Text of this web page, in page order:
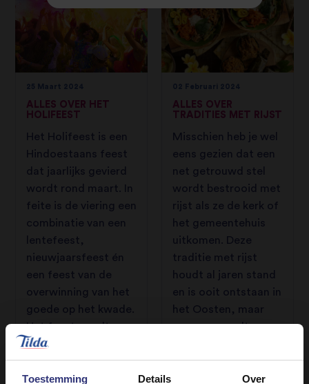
Toestemming Details Over
ALLES OVER HET
HOLIFEEST
Het Holifeest is een
Hindoestaans feest
dat jaarlijks gevierd
wordt rond maart. In
feite is de viering een
combinatie van een
lentefeest,
nieuwjaarsfeest én
een feest van de
overwinning van het
goede op het kwade.
Het feest wordt
gevierd door het
strooien van
gekleurd poeder.
ALLES OVER
TRADITIES MET RIJST
Misschien heb je wel
eens gezien dat een
net getrouwd stel
wordt bestrooid met
rijst als ze de kerk of
het gemeentehuis
uitkomen. Deze
traditie met rijst
houdt al jaren stand
en is ooit ontstaan in
het Oosten, maar
waarom wordt er
gegooid op een
bruiloft? En welke